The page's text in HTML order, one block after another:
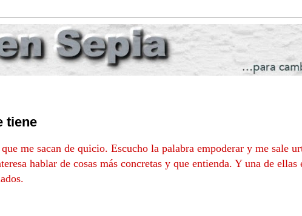
tiene
me sacan de quicio. Escucho la palabra empoderar y me sale
hablar de cosas más concretas y que entienda. Y una de